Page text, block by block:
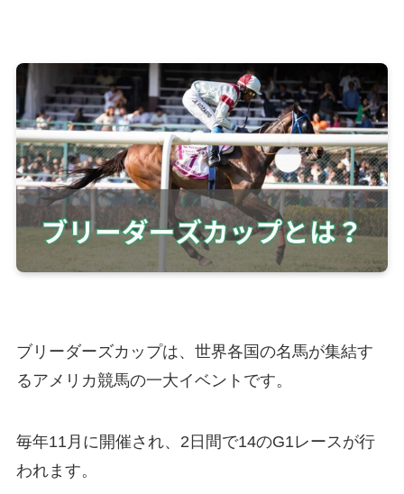
ブリーダーズカップは、世界各国の名馬が集結す
るアメリカ競馬の一大イベントです。
毎年11月に開催され、2日間で14のG1レースが行
われます。